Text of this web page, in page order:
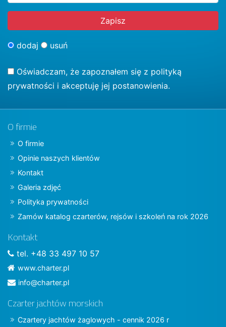
dodaj usuń
Oświadczam, że zapoznałem się z polityką
prywatności i akceptuję jej postanowienia.
O firmie
O firmie
Opinie naszych klientów
Kontakt
Galeria zdjęć
Polityka prywatności
Zamów katalog czarterów, rejsów i szkoleń na rok 2026
Kontakt
tel. +48 33 497 10 57
www.charter.pl
info@charter.pl
Czarter jachtów morskich
Czartery jachtów żaglowych - cennik 2026 r